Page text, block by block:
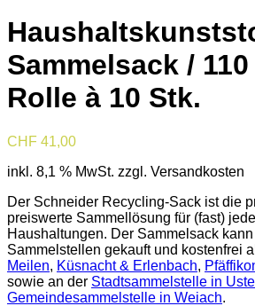
Sammelsack /
Rolle à 10 Stk.
CHF 41,00
inkl. 8,1 % MwSt. zzgl. Versandkosten
Der Schneider Recycling-Sack ist die
preiswerte Sammellösung für (fast)
Haushaltungen. Der Sammelsack
Sammelstellen gekauft und kostenfrei
Meilen, Küsnacht & Erlenbach,
sowie an der Stadtsammelstelle in
Gemeindesammelstelle in Weiach.